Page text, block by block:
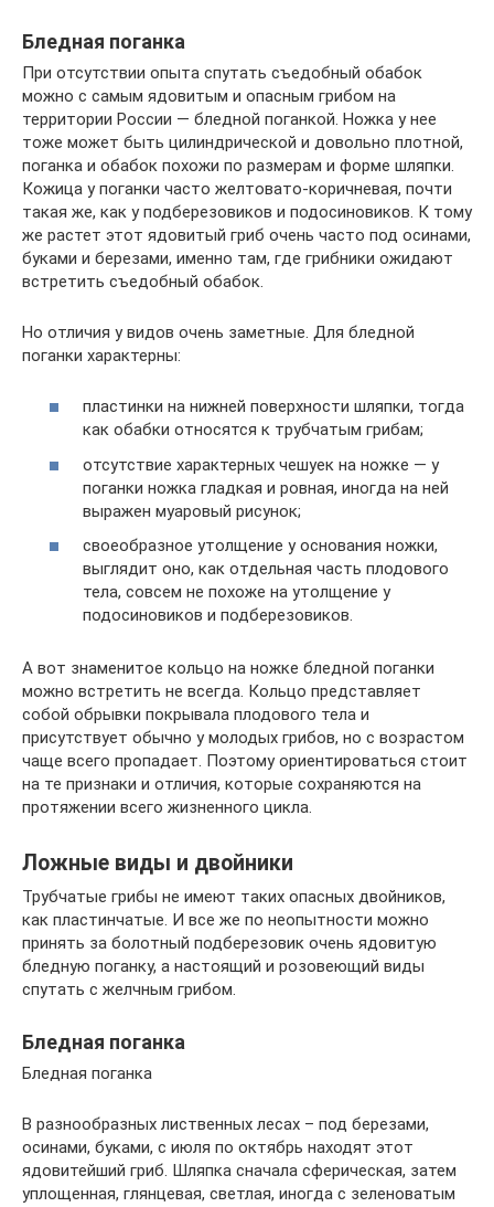
Бледная поганка
При отсутствии опыта спутать съедобный обабок
можно с самым ядовитым и опасным грибом на
территории России — бледной поганкой. Ножка у нее
тоже может быть цилиндрической и довольно плотной,
поганка и обабок похожи по размерам и форме шляпки.
Кожица у поганки часто желтовато-коричневая, почти
такая же, как у подберезовиков и подосиновиков. К тому
же растет этот ядовитый гриб очень часто под осинами,
буками и березами, именно там, где грибники ожидают
встретить съедобный обабок.
Но отличия у видов очень заметные. Для бледной
поганки характерны:
пластинки на нижней поверхности шляпки, тогда
как обабки относятся к трубчатым грибам;
отсутствие характерных чешуек на ножке — у
поганки ножка гладкая и ровная, иногда на ней
выражен муаровый рисунок;
своеобразное утолщение у основания ножки,
выглядит оно, как отдельная часть плодового
тела, совсем не похоже на утолщение у
подосиновиков и подберезовиков.
А вот знаменитое кольцо на ножке бледной поганки
можно встретить не всегда. Кольцо представляет
собой обрывки покрывала плодового тела и
присутствует обычно у молодых грибов, но с возрастом
чаще всего пропадает. Поэтому ориентироваться стоит
на те признаки и отличия, которые сохраняются на
протяжении всего жизненного цикла.
Ложные виды и двойники
Трубчатые грибы не имеют таких опасных двойников,
как пластинчатые. И все же по неопытности можно
принять за болотный подберезовик очень ядовитую
бледную поганку, а настоящий и розовеющий виды
спутать с желчным грибом.
Бледная поганка
Бледная поганка
В разнообразных лиственных лесах – под березами,
осинами, буками, с июля по октябрь находят этот
ядовитейший гриб. Шляпка сначала сферическая, затем
уплощенная, глянцевая, светлая, иногда с зеленоватым